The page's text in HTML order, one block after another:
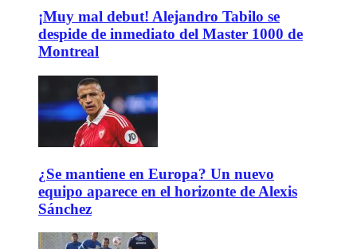
¡Muy mal debut! Alejandro Tabilo se
despide de inmediato del Master 1000 de
Montreal
¿Se mantiene en Europa? Un nuevo
equipo aparece en el horizonte de Alexis
Sánchez